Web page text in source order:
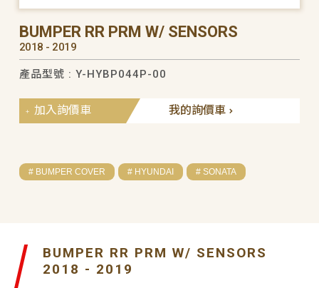
BUMPER RR PRM W/ SENSORS
2018 - 2019
產品型號 : Y-HYBP044P-00
我的詢價車
加入詢價車
# BUMPER COVER # HYUNDAI # SONATA
BUMPER RR PRM W/ SENSORS
2018 - 2019